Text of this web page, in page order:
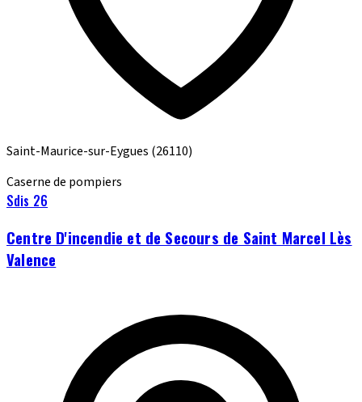
Saint-Maurice-sur-Eygues (26110)
Caserne de pompiers
Sdis 26
Centre D'incendie et de Secours de Saint Marcel Lès
Valence